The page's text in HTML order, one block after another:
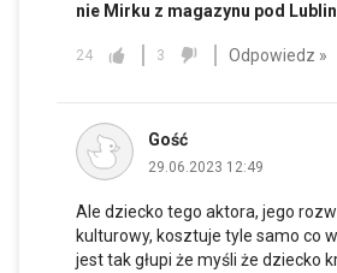
nie Mirku z magazynu pod
24 3 Odpowiedz »
Gość
29.06.2023 12:49
Ale dziecko tego aktora, jego
kulturowy, kosztuje tyle samo co
jest tak głupi że myśli że dziecko